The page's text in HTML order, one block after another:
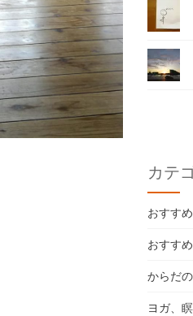
カテ
おすす
おすす
からだ
ヨガ、